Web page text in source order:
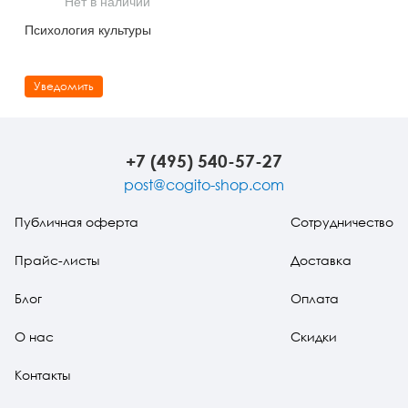
Другие направления психотерапии
Социальная психология
Классический и юнгианский психоанализ
Психология культуры
Уведомить
+7 (495) 540-57-27
post@cogito-shop.com
Публичная оферта
Прайс-листы
Блог
О нас
Контакты
Сотрудничество
Доставка
Оплата
Скидки